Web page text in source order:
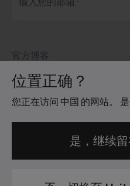
位置正确？
您正在访问 中国 的网站。
是，继续
官方博客
关于我们
招贤纳士